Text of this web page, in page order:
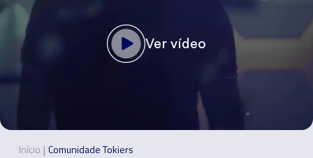
Ver vídeo
Início | Comunidade Tokiers